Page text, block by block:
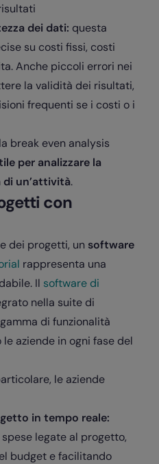
dei dati: questa
su costi fissi, costi
Anche piccoli errori nei
la validità dei risultati,
frequenti se i costi o i
break even analysis
per analizzare la
un’attività.
con
dei progetti, un software
rappresenta una
Il software di
nella suite di
di funzionalità
aziende in ogni fase del
le aziende
in tempo reale:
legate al progetto,
budget e facilitando